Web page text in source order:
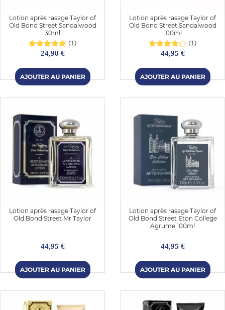
Lotion après rasage Taylor of
Old Bond Street Sandalwood
30ml
(1)
24,90 €
Lotion après rasage Taylor of
Old Bond Street Sandalwood
100ml
(1)
44,95 €
Lotion après rasage Taylor of
Old Bond Street Mr Taylor
44,95 €
Lotion après rasage Taylor of
Old Bond Street Eton College
Agrume 100ml
44,95 €